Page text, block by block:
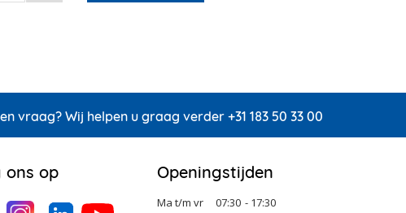
vraag? Wij helpen u graag verder +31 183 50 33 00
ons op Openingstijden
Ma t/m vr 07:30 - 17:30